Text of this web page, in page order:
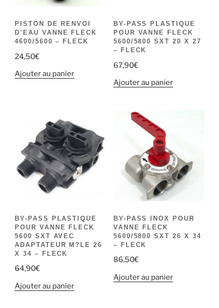
PISTON DE RENVOI
D’EAU VANNE FLECK
4600/5600 – FLECK
24,50€
Ajouter au panier
BY-PASS PLASTIQUE
POUR VANNE FLECK
5600/5800 SXT 20 X 27
– FLECK
67,90€
Ajouter au panier
BY-PASS PLASTIQUE
POUR VANNE FLECK
5600 SXT AVEC
ADAPTATEUR M?LE 26
X 34 – FLECK
64,90€
Ajouter au panier
BY-PASS INOX POUR
VANNE FLECK
5600/5800 SXT 26 X 34
– FLECK
86,50€
Ajouter au panier